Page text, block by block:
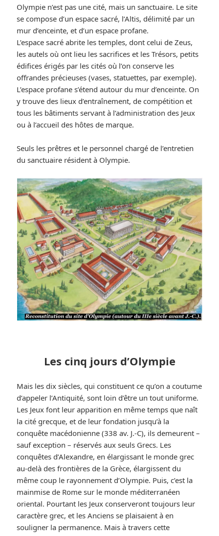
Olympie n’est pas une cité, mais un sanctuaire. Le site
se compose d’un espace sacré, l’Altis, délimité par un
mur d’enceinte, et d’un espace profane.
L’espace sacré abrite les temples, dont celui de Zeus,
les autels où ont lieu les sacrifices et les Trésors, petits
édifices érigés par les cités où l’on conserve les
offrandes précieuses (vases, statuettes, par exemple).
L’espace profane s’étend autour du mur d’enceinte. On
y trouve des lieux d’entraînement, de compétition et
tous les bâtiments servant à l’administration des Jeux
ou à l’accueil des hôtes de marque.
Seuls les prêtres et le personnel chargé de l’entretien
du sanctuaire résident à Olympie.
Les cinq jours d’Olympie
Mais les dix siècles, qui constituent ce qu’on a coutume
d’appeler l’Antiquité, sont loin d’être un tout uniforme.
Les Jeux font leur apparition en même temps que naît
la cité grecque, et de leur fondation jusqu’à la
conquête macédonienne (338 av. J.-C), ils demeurent –
sauf exception – réservés aux seuls Grecs. Les
conquêtes d’Alexandre, en élargissant le monde grec
au-delà des frontières de la Grèce, élargissent du
même coup le rayonnement d’Olympie. Puis, c’est la
mainmise de Rome sur le monde méditerranéen
oriental. Pourtant les Jeux conserveront toujours leur
caractère grec, et les Anciens se plaisaient à en
souligner la permanence. Mais à travers cette